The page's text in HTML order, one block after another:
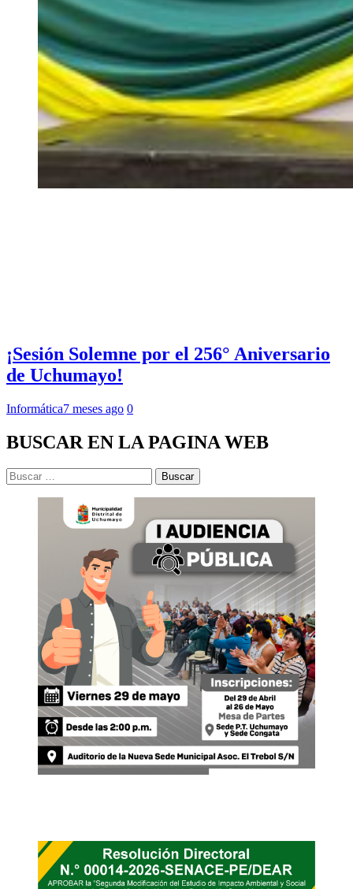
¡Sesión Solemne por el 256° Aniversario
de Uchumayo!
Informática7 meses ago 0
BUSCAR EN LA PAGINA WEB
Buscar: